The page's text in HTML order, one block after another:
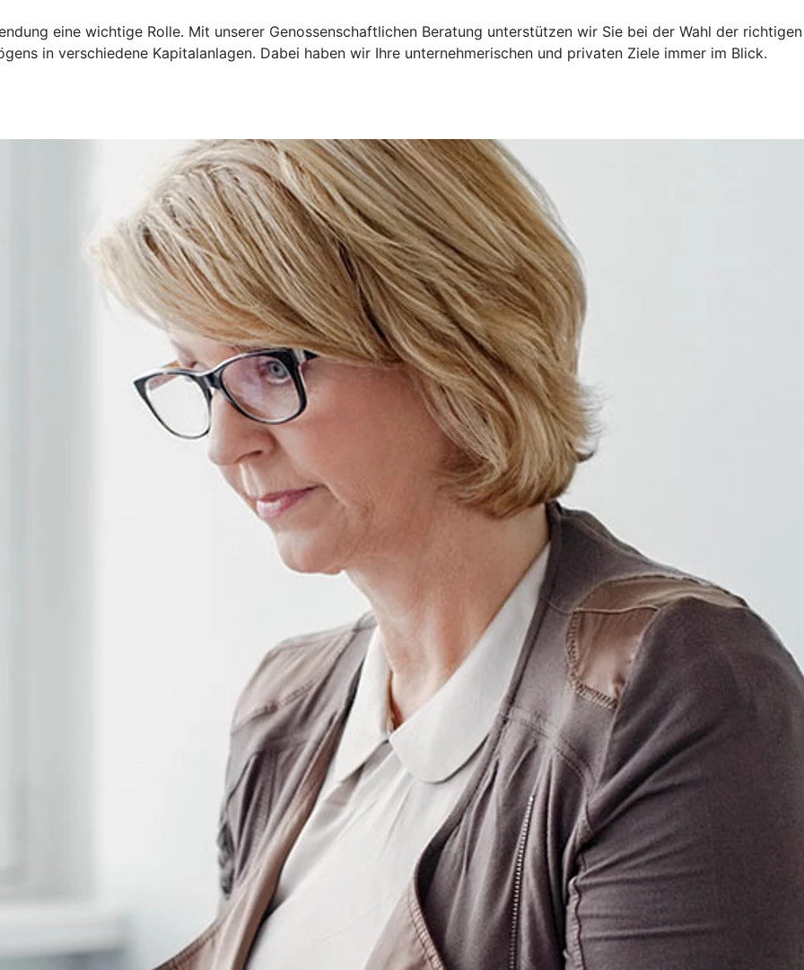
eine wichtige Rolle. Mit unserer Genossenschaftlichen Beratung unterstützen wir Sie bei der Wahl der richtigen
in verschiedene Kapitalanlagen. Dabei haben wir Ihre unternehmerischen und privaten Ziele immer im Blick.